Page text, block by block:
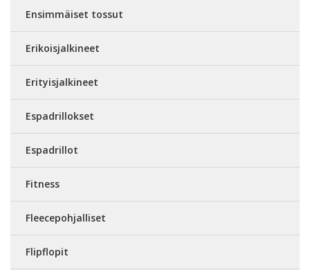
Ensimmäiset tossut
Erikoisjalkineet
Erityisjalkineet
Espadrillokset
Espadrillot
Fitness
Fleecepohjalliset
Flipflopit